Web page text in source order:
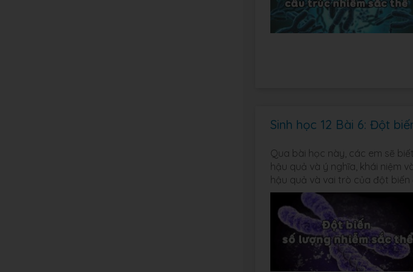
Sinh học 12 Bài 6: Đột
Qua bài học này, các em sẽ
hậu quả và ý nghĩa, khái niệm
hậu quả và vai trò của đột biến